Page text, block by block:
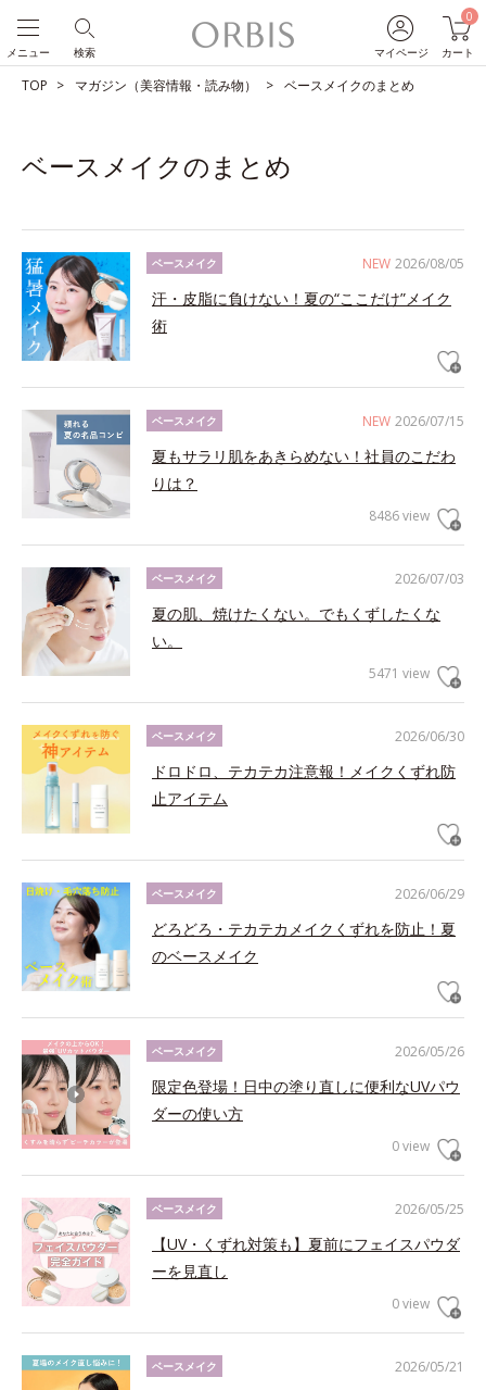
マイページ
0
カート
検索
メニュー
TOP マガジン（美容情報・読み物） ベースメイクのまとめ
ベースメイクのまとめ
NEW 2026/08/05
ベースメイク
汗・皮脂に負けない！夏の“ここだけ”メイク
術
NEW 2026/07/15
ベースメイク
夏もサラリ肌をあきらめない！社員のこだわ
りは？
8486 view
2026/07/03
ベースメイク
夏の肌、焼けたくない。でもくずしたくな
い。
5471 view
2026/06/30
ベースメイク
ドロドロ、テカテカ注意報！メイクくずれ防
止アイテム
2026/06/29
ベースメイク
どろどろ・テカテカメイクくずれを防止！夏
のベースメイク
2026/05/26
ベースメイク
限定色登場！日中の塗り直しに便利なUVパウ
ダーの使い方
0 view
2026/05/25
ベースメイク
【UV・くずれ対策も】夏前にフェイスパウダ
ーを見直し
0 view
2026/05/21
ベースメイク